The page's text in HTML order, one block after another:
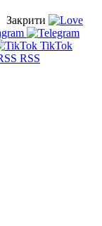
Закрити
TikTok
RSS